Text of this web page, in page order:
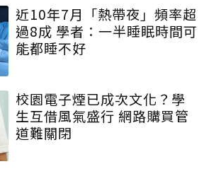
近10年7月「熱帶夜」頻率超
過8成 學者：一半睡眠時間可
能都睡不好
校園電子煙已成次文化？學
生互借風氣盛行 網路購買管
道難關閉